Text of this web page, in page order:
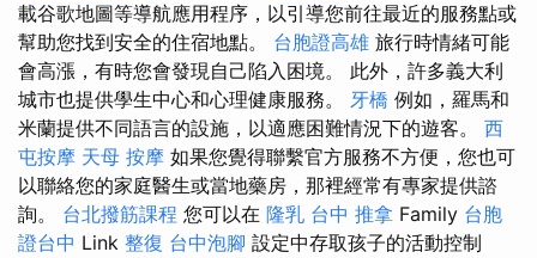
載谷歌地圖等導航應用程序，以引導您前往最近的服務點或
幫助您找到安全的住宿地點。 台胞證高雄 旅行時情緒可能
會高漲，有時您會發現自己陷入困境。 此外，許多義大利
城市也提供學生中心和心理健康服務。 牙橋 例如，羅馬和
米蘭提供不同語言的設施，以適應困難情況下的遊客。 西
屯按摩 天母 按摩 如果您覺得聯繫官方服務不方便，您也可
以聯絡您的家庭醫生或當地藥房，那裡經常有專家提供諮
詢。 台北撥筋課程 您可以在 隆乳 台中 推拿 Family 台胞
證台中 Link 整復 台中泡腳 設定中存取孩子的活動控制